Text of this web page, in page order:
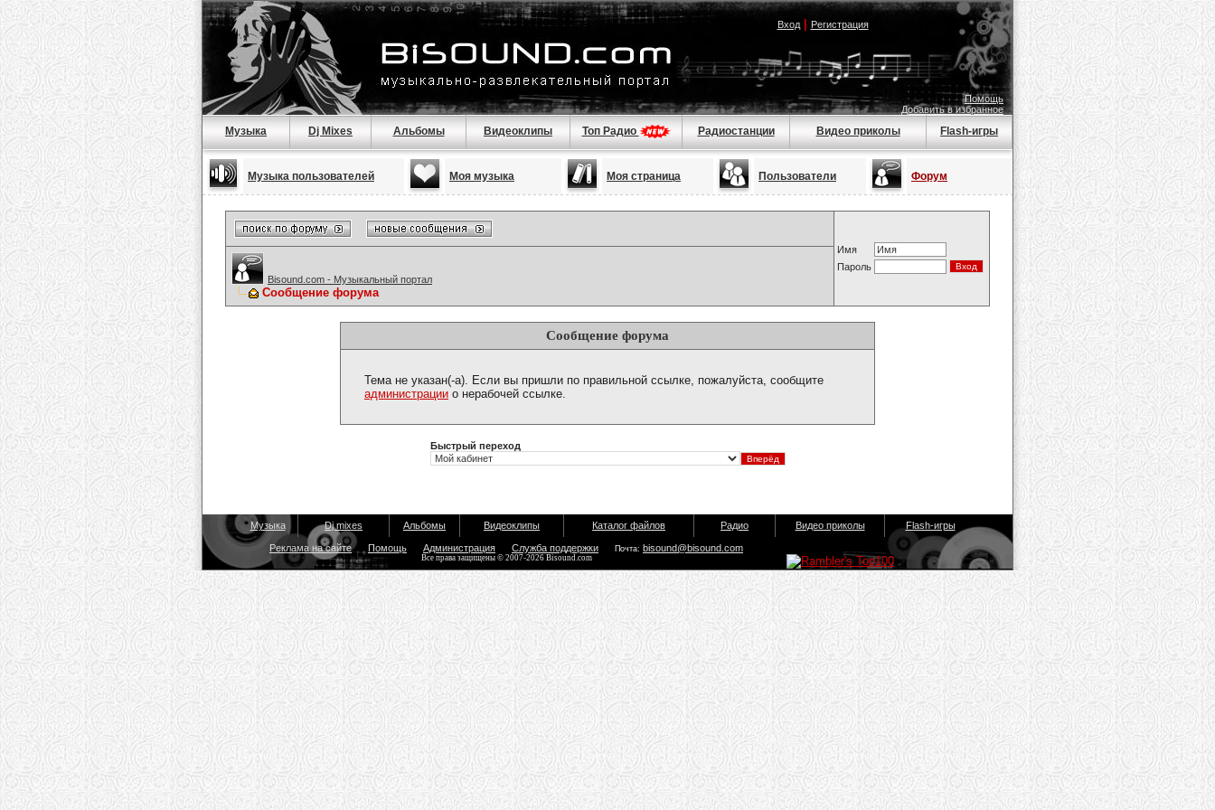
Вход| Регистрация
Помощь
Добавить в избранное
Музыка Dj Mixes Альбомы Видеоклипы Топ Радио Радиостанции Видео приколы Flash-игры
Музыка пользователей Моя музыка Моя страница Пользователи Форум
Имя
Пароль
Bisound.com - Музыкальный портал
Сообщение форума
Сообщение форума
Тема не указан(-а). Если вы пришли по правильной ссылке, пожалуйста, сообщите
администрации о нерабочей ссылке.
Быстрый переход
Музыка Dj mixes Альбомы Видеоклипы Каталог файлов Радио Видео приколы Flash-игры
Реклама на сайте Помощь Администрация Служба поддержки Почта: bisound@bisound.com
Все права защищены © 2007-2026 Bisound.com